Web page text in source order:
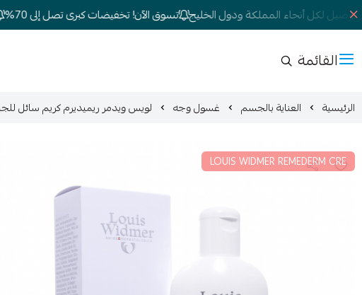
لكل أنحاء المملكة ودول الخليج تسوق الآن! تخفيضات كبرى تصل إلى 70%
القائمة
الرئيسية العناية بالجسم غسول وجه لويس ويدمر ريميديرم كريم سائل للجسم
LOUIS WIDMER REMEDERM CRE